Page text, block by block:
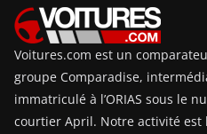
Voitures.com est un
groupe Comparadise,
immatriculé à l’ORIAS sous le
courtier April. Notre activité est